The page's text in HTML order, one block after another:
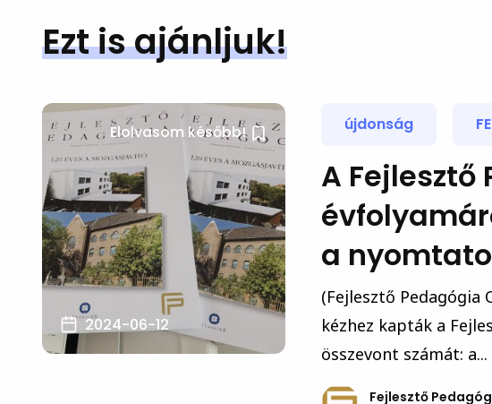
Ezt is ajánljuk!
Elolvasom később!
2024-06-12
újdonság
A Fejlesztő
a
(Fejlesztő Pedagógia
kézhez kapták a
összevont számát: a...
Fejlesztő